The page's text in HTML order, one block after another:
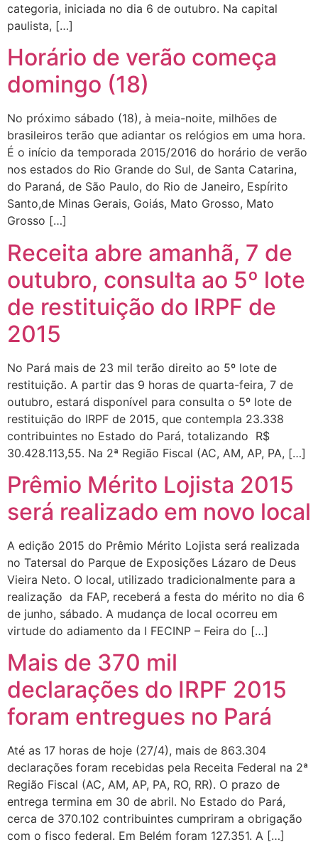
categoria, iniciada no dia 6 de outubro. Na capital
paulista, […]
Horário de verão começa
domingo (18)
No próximo sábado (18), à meia-noite, milhões de
brasileiros terão que adiantar os relógios em uma hora.
É o início da temporada 2015/2016 do horário de verão
nos estados do Rio Grande do Sul, de Santa Catarina,
do Paraná, de São Paulo, do Rio de Janeiro, Espírito
Santo,de Minas Gerais, Goiás, Mato Grosso, Mato
Grosso […]
Receita abre amanhã, 7 de
outubro, consulta ao 5º lote
de restituição do IRPF de
2015
No Pará mais de 23 mil terão direito ao 5º lote de
restituição. A partir das 9 horas de quarta-feira, 7 de
outubro, estará disponível para consulta o 5º lote de
restituição do IRPF de 2015, que contempla 23.338
contribuintes no Estado do Pará, totalizando R$
30.428.113,55. Na 2ª Região Fiscal (AC, AM, AP, PA, […]
Prêmio Mérito Lojista 2015
será realizado em novo local
A edição 2015 do Prêmio Mérito Lojista será realizada
no Tatersal do Parque de Exposições Lázaro de Deus
Vieira Neto. O local, utilizado tradicionalmente para a
realização da FAP, receberá a festa do mérito no dia 6
de junho, sábado. A mudança de local ocorreu em
virtude do adiamento da I FECINP – Feira do […]
Mais de 370 mil
declarações do IRPF 2015
foram entregues no Pará
Até as 17 horas de hoje (27/4), mais de 863.304
declarações foram recebidas pela Receita Federal na 2ª
Região Fiscal (AC, AM, AP, PA, RO, RR). O prazo de
entrega termina em 30 de abril. No Estado do Pará,
cerca de 370.102 contribuintes cumpriram a obrigação
com o fisco federal. Em Belém foram 127.351. A […]